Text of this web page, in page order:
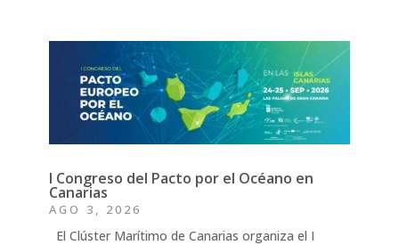
I Congreso del Pacto por el Océano en
Canarias
AGO 3, 2026
El Clúster Marítimo de Canarias organiza el I